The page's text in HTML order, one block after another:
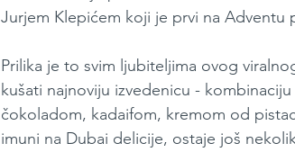
Jurjem Klepićem koji je prvi na
Prilika je to svim ljubiteljima ovog
kušati najnoviju izvedenicu -
čokoladom, kadaifom, kremom od
imuni na Dubai delicije, ostaje još